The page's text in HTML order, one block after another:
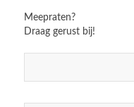
Meepraten?
Draag gerust bij!